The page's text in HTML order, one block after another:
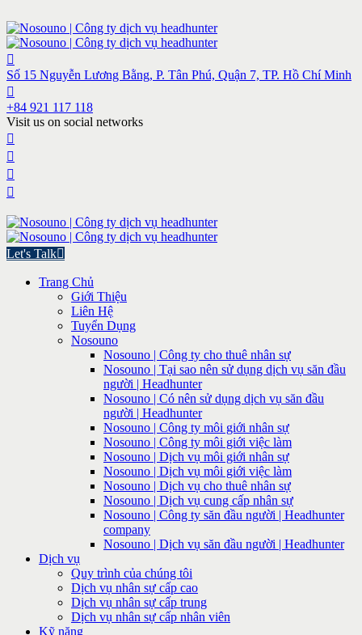
Số 15 Nguyễn Lương Bằng, P. Tân Phú, Quận 7, TP. Hồ Chí Minh
+84 921 117 118
Visit us on social networks
Let's Talk
Trang Chủ
Giới Thiệu
Liên Hệ
Tuyển Dụng
Nosouno
Nosouno | Công ty cho thuê nhân sự
Nosouno | Tại sao nên sử dụng dịch vụ săn đầu
người | Headhunter
Nosouno | Có nên sử dụng dịch vụ săn đầu
người | Headhunter
Nosouno | Công ty môi giới nhân sự
Nosouno | Công ty môi giới việc làm
Nosouno | Dịch vụ môi giới nhân sự
Nosouno | Dịch vụ môi giới việc làm
Nosouno | Dịch vụ cho thuê nhân sự
Nosouno | Dịch vụ cung cấp nhân sự
Nosouno | Công ty săn đầu người | Headhunter
company
Nosouno | Dịch vụ săn đầu người | Headhunter
Dịch vụ
Quy trình của chúng tôi
Dịch vụ nhân sự cấp cao
Dịch vụ nhân sự cấp trung
Dịch vụ nhân sự cấp nhân viên
Kỹ năng